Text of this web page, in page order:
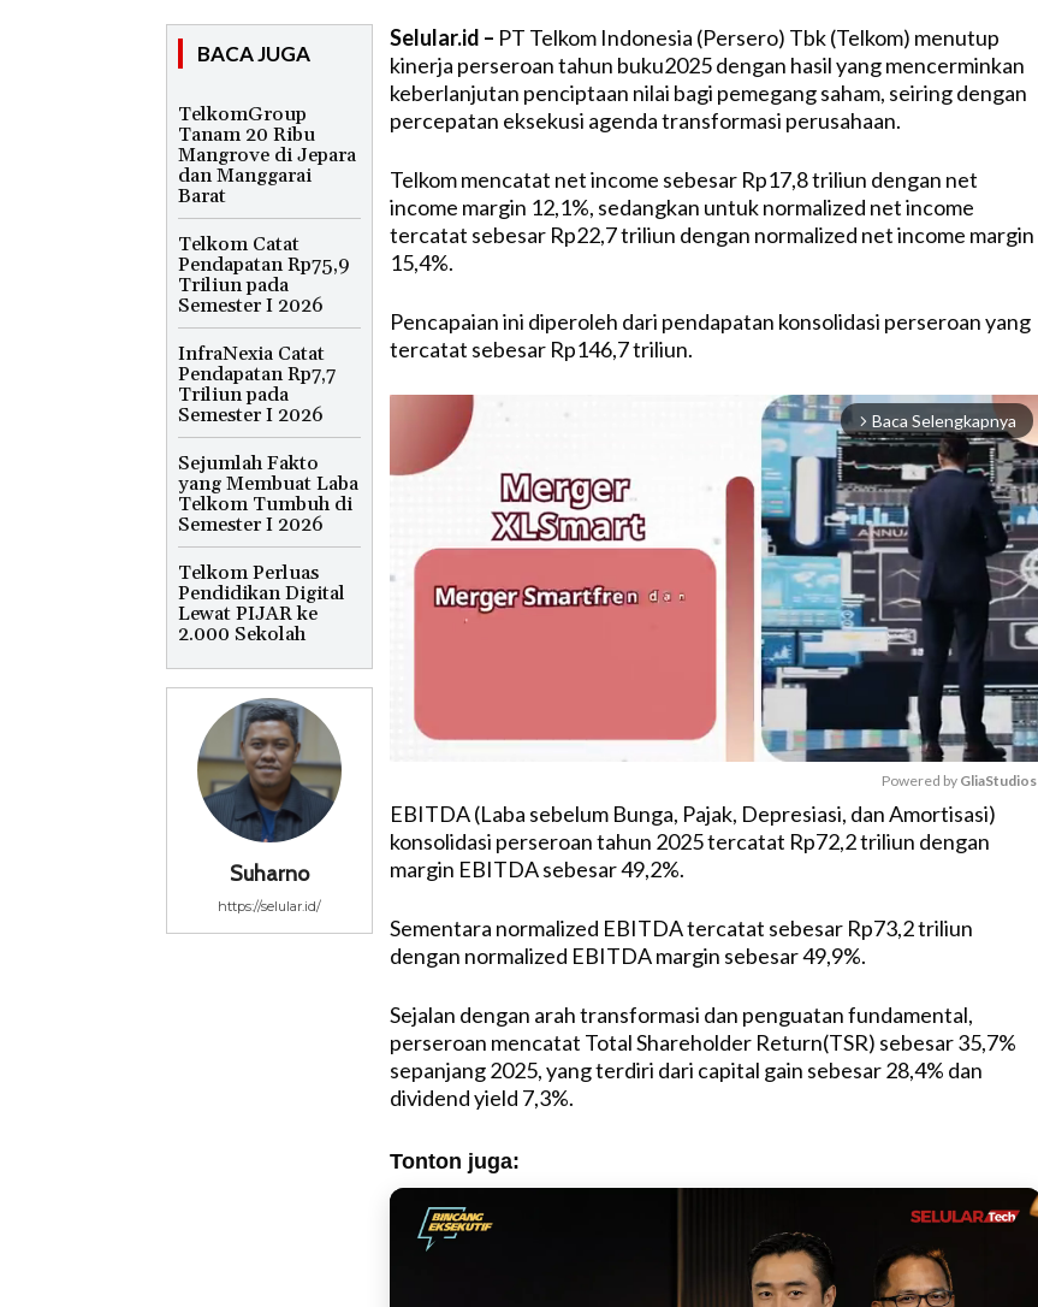
BACA JUGA
TelkomGroup
Tanam 20 Ribu
Mangrove di Jepara
dan Manggarai
Barat
Telkom Catat
Pendapatan Rp75,9
Triliun pada
Semester I 2026
InfraNexia Catat
Pendapatan Rp7,7
Triliun pada
Semester I 2026
Sejumlah Fakto
yang Membuat Laba
Telkom Tumbuh di
Semester I 2026
Telkom Perluas
Pendidikan Digital
Lewat PIJAR ke
2.000 Sekolah
Suharno
https://selular.id/
Selular.id – PT Telkom Indonesia (Persero) Tbk (Telkom) menutup
kinerja perseroan tahun buku2025 dengan hasil yang mencerminkan
keberlanjutan penciptaan nilai bagi pemegang saham, seiring dengan
percepatan eksekusi agenda transformasi perusahaan.
Telkom mencatat net income sebesar Rp17,8 triliun dengan net
income margin 12,1%, sedangkan untuk normalized net income
tercatat sebesar Rp22,7 triliun dengan normalized net income margin
15,4%.
Pencapaian ini diperoleh dari pendapatan konsolidasi perseroan yang
tercatat sebesar Rp146,7 triliun.
arrow_forward_ios Baca Selengkapnya
M
Powered by GliaStudios
EBITDA (Laba sebelum Bunga, Pajak, Depresiasi, dan Amortisasi)
konsolidasi perseroan tahun 2025 tercatat Rp72,2 triliun dengan
margin EBITDA sebesar 49,2%.
Sementara normalized EBITDA tercatat sebesar Rp73,2 triliun
dengan normalized EBITDA margin sebesar 49,9%.
Sejalan dengan arah transformasi dan penguatan fundamental,
perseroan mencatat Total Shareholder Return(TSR) sebesar 35,7%
sepanjang 2025, yang terdiri dari capital gain sebesar 28,4% dan
dividend yield 7,3%.
Tonton juga: